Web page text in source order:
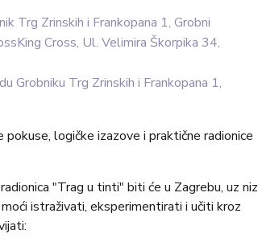
Trg Zrinskih i Frankopana 1, Grobni
Cross, Ul. Velimira Škorpika 34,
Grobniku Trg Zrinskih i Frankopana 1,
logičke izazove i praktične radionice
"Trag u tinti" biti će u Zagrebu, uz niz
istraživati, eksperimentirati i učiti kroz